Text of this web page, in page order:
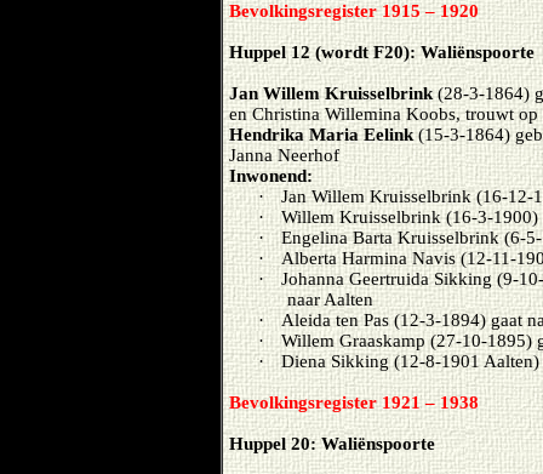
Bevolkingsregister 1915 – 1920
Huppel 12 (wordt F20): Waliënspoorte
Jan Willem Kruisselbrink(28-3-1864)
en Christina Willemina Koobs, trouwt
Hendrika Maria Eelink (15-3-1864)
Janna Neerhof
Inwonend:
·
Jan Willem Kruisselbrink (16-12-
·
Willem Kruisselbrink (16-3-1900)
·
Engelina Barta Kruisselbrink (6-
·
Alberta Harmina Navis (12-11-
·
Johanna Geertruida Sikking (9-
naar Aalten
·
Aleida ten Pas (12-3-1894) gaat
·
Willem Graaskamp (27-10-1895)
·
Diena Sikking (12-8-1901
Bevolkingsregister 1921 – 1938
Huppel 20: Waliënspoorte